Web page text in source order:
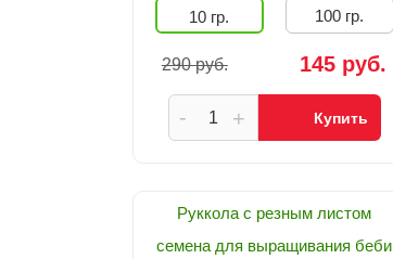
10 гр. 100 гр.
290 руб. 145 руб.
+
- Купить
Руккола с резным листом
семена для выращивания беби